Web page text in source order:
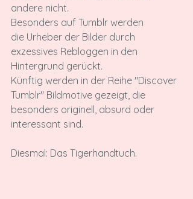
andere nicht.
Besonders auf Tumblr werden
die Urheber der Bilder durch
exzessives Rebloggen in den
Hintergrund gerückt.
Künftig werden in der Reihe "Discover
Tumblr" Bildmotive gezeigt, die
besonders originell, absurd oder
interessant sind.
Diesmal: Das Tigerhandtuch.